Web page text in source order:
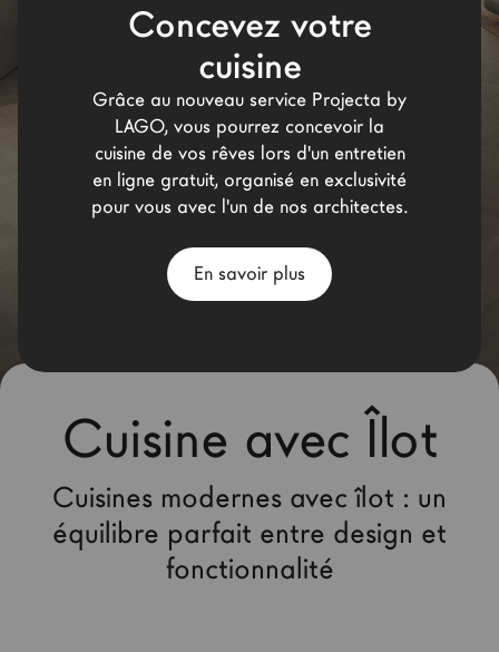
Nouveaux Produits MDW26
Promotions
Architectes
LAGO Homes
Language
Cuisine avec Îlot
Cuisines modernes avec îlot : un
équilibre parfait entre design et
fonctionnalité
Concevez votre
cuisine
Grâce au nouveau service Projecta by
LAGO, vous pourrez concevoir la
cuisine de vos rêves lors d'un entretien
en ligne gratuit, organisé en exclusivité
pour vous avec l'un de nos architectes.
En savoir plus